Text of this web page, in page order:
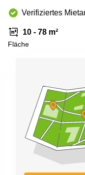
Verifiziertes
10 - 78 m²
Fläche